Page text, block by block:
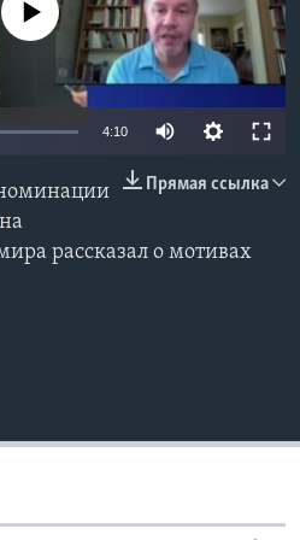
currently available
4:10
Прямая ссылка
рассказал о мотивах